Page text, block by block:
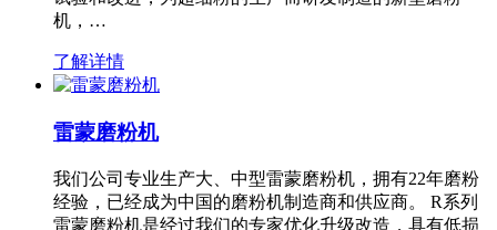
机，…
了解详情
雷蒙磨粉机
我们公司专业生产大、中型雷蒙磨粉机，拥有22年磨粉
经验，已经成为中国的磨粉机制造商和供应商。 R系列
雷蒙磨粉机是经过我们的专家优化升级改造，具有低损